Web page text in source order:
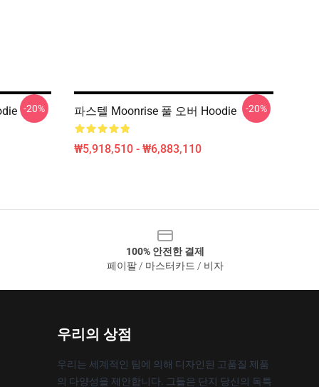
-20% 파스텔 Moonrise 풀 오버 Hoodie
₩5,918,510 - ₩6,883,110
-20%
100% 안전한 결제
페이팔 / 마스터카드 / 비자
우리의 상점
우리는 세계적인 팀에 의해 디자인된 고품질 제품
의 다양성을 제안합니다. 그들은 단지 당신의 독특